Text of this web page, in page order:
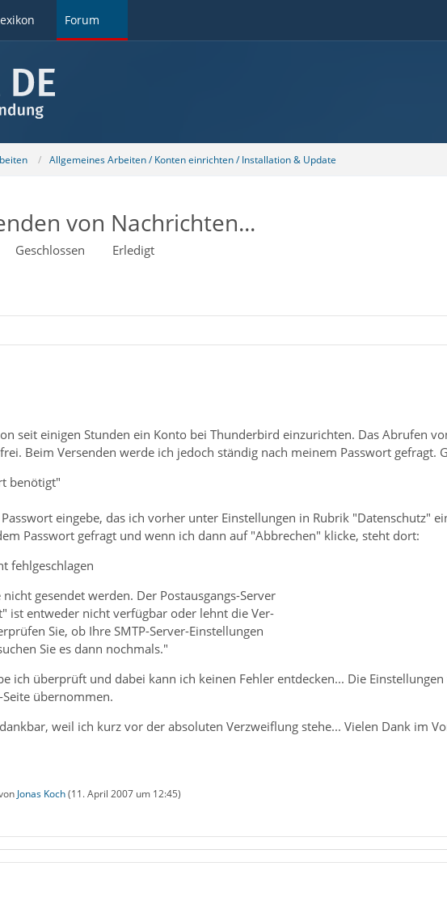
Forum
Allgemeines Arbeiten / Konten einrichten / Installation & Update
von Nachrichten...
Geschlossen Erledigt
seit einigen Stunden ein Konto bei Thunderbird einzurichten. Das Abrufen
Beim Versenden werde ich jedoch ständig nach meinem Passwort gefragt.
benötigt"
eingebe, das ich vorher unter Einstellungen in Rubrik "Datenschutz"
Passwort gefragt und wenn ich dann auf "Abbrechen" klicke, steht dort:
fehlgeschlagen
gesendet werden. Der Postausgangs-Server
ist entweder nicht verfügbar oder lehnt die Ver-
Sie, ob Ihre SMTP-Server-Einstellungen
Sie es dann nochmals."
ich überprüft und dabei kann ich keinen Fehler entdecken... Die Einstellungen
übernommen.
weil ich kurz vor der absoluten Verzweiflung stehe... Vielen Dank im
Jonas Koch(11. April 2007 um 12:45)